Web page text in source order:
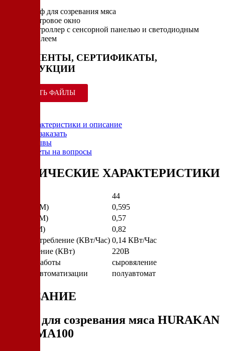
Шкаф для созревания мяса
Смотровое окно
Контроллер с сенсорной панелью и светодиодным
дисплеем
ДОКУМЕНТЫ, СЕРТИФИКАТЫ,
ИНСТРУКЦИИ
СКАЧАТЬ ФАЙЛЫ
Характеристики и описание
Как заказать
Отзывы
Ответы на вопросы
ТЕХНИЧЕСКИЕ ХАРАКТЕРИСТИКИ
44
Ширина (М)
0,595
Глубина (М)
0,57
Высота (М)
0,82
Энергопотребление (КВт/Час) 0,14 КВт/Час
Подключение (КВт)
220В
Режимы работы
сыровяление
Степень автоматизации
полуавтомат
ОПИСАНИЕ
Шкаф для созревания мяса HURAKAN
HKN-MA100